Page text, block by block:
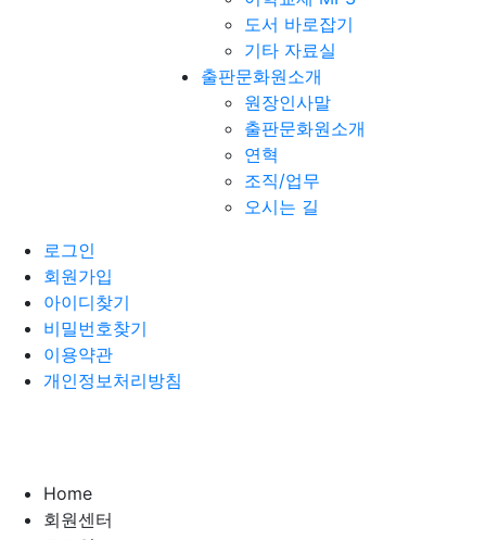
도서 바로잡기
기타 자료실
출판문화원소개
원장인사말
출판문화원소개
연혁
조직/업무
오시는 길
로그인
회원가입
아이디찾기
비밀번호찾기
이용약관
개인정보처리방침
Home
회원센터